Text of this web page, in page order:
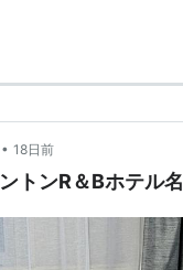
• 18日前
トンR＆Bホテル